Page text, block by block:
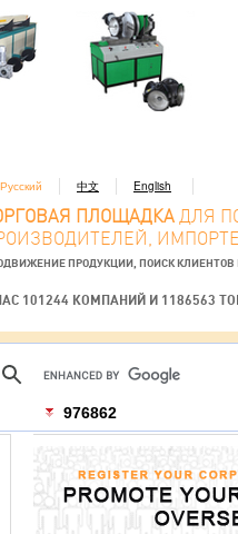
Русский 中文 English
ПЛОЩАДКА ДЛЯ
ПРОДУКЦИИ, ПОИСК КЛИЕНТОВ
101244 КОМПАНИЙ И 1186563
976862